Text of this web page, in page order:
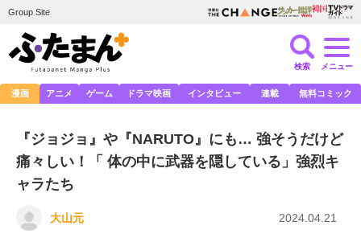
Group Site
検索 メニュー
漫画 アニメ ゲーム ドラマ映画 インタビュー 連載 無料コミック
『ジョジョ』や『NARUTO』にも… 強そうだけど
痛々しい！「 体の中に武器を隠している」強烈キ
ャラたち
大山元 2024.04.21